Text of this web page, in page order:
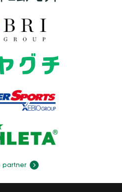
partner